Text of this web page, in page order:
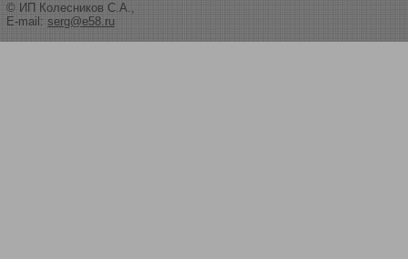
© ИП Колесников С.А.,
E-mail: serg@e58.ru